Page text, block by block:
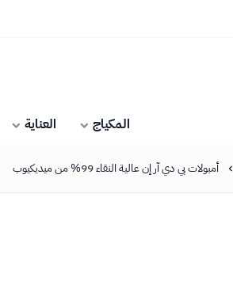
المكياج العناية
أمبولات بي دي آر إن عالية النقاء 99% من ميديكيوب